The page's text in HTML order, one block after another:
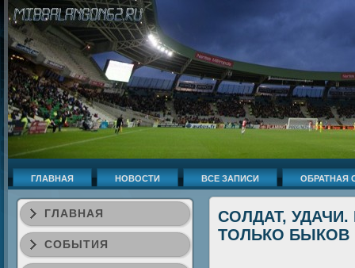
ГЛАВНАЯ НОВОСТИ ВСЕ ЗАПИСИ ОБРАТНАЯ
ГЛАВНАЯ
СОБЫТИЯ
СОЛДАТ,
ТОЛЬКО БЫКОВ